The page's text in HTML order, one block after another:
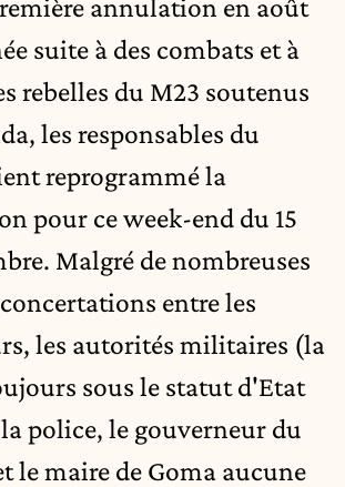
annulation en août
suite à des combats et à
rebelles du M23 soutenus
les responsables du
reprogrammé la
pour ce week-end du 15
Malgré de nombreuses
entre les
les autorités militaires (la
sous le statut d'Etat
police, le gouverneur du
le maire de Goma aucune